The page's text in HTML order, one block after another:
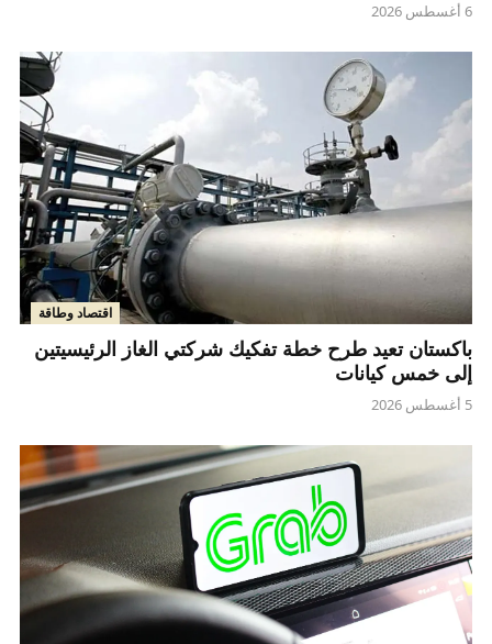
6 أغسطس 2026
اقتصاد وطاقة
باكستان تعيد طرح خطة تفكيك شركتي الغاز الرئيسيتين
إلى خمس كيانات
5 أغسطس 2026